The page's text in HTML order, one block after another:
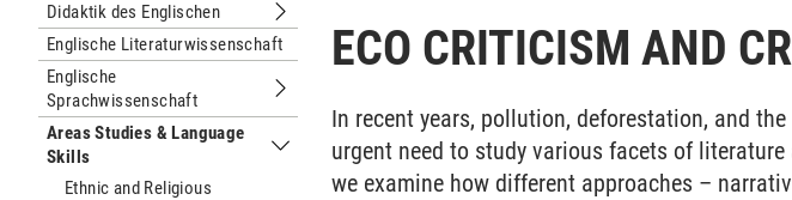
Didaktik des Englischen
Untermenu Didaktik des Englischen
Englische Literaturwissenschaft
Englische
Sprachwissenschaft
Untermenu Englische Sprachwissenschaft
Areas Studies & Language
Skills
Untermenu Areas Studies & Language Skills
Ethnic and Religious
ECO CRITICISM AND
In recent years, pollution, deforestation, and
urgent need to study various facets of
we examine how different approaches –